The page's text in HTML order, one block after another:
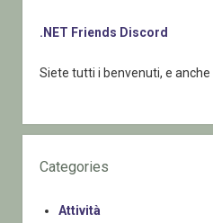
.NET Friends Discord
Siete tutti i benvenuti, e anche
Categories
Attività